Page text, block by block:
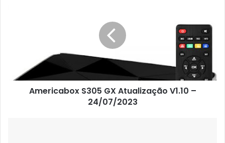
Americabox S305 GX Atualização V1.10 –
24/07/2023